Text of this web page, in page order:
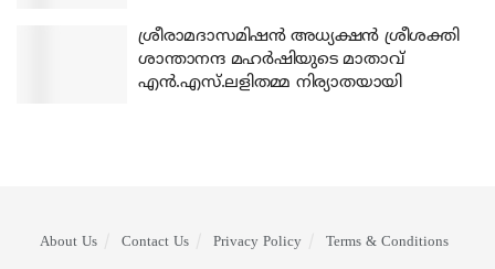
ശ്രീരാമദാസമിഷന്‍ അധ്യക്ഷന്‍ ശ്രീശക്തി
ശാന്താനന്ദ മഹര്‍ഷിയുടെ മാതാവ്
എന്‍.എസ്.ലളിതമ്മ നിര്യാതയായി
About Us Contact Us Privacy Policy Terms & Conditions